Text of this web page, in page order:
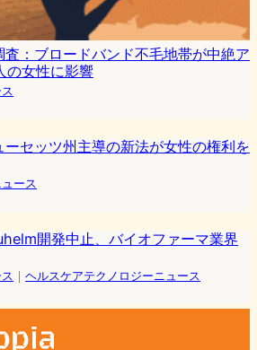
：ブロードバンド不毛地帯が中絶ア
の女性に影響
セッツ州主導の新法が女性の権利を
ース
開発中止、バイオファーマ業界
｜ ヘルスケアテクノロジーニュース